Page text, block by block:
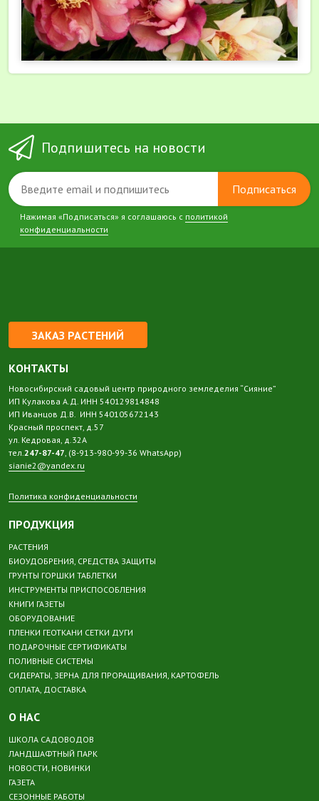
Подпишитесь на новости
Подписаться
Нажимая «Подписаться» я соглашаюсь с политикой
конфиденциальности
ЗАКАЗ РАСТЕНИЙ
КОНТАКТЫ
Новосибирский садовый центр природного земледелия “Сияние”
ИП Кулакова А.Д. ИНН 540129814848
ИП Иванцов Д.В. ИНН 540105672143
Красный проспект, д.57
ул. Кедровая, д.32А
тел.247-87-47, (8-913-980-99-36 WhatsApp)
sianie2@yandex.ru
Политика конфиденциальности
ПРОДУКЦИЯ
РАСТЕНИЯ
БИОУДОБРЕНИЯ, СРЕДСТВА ЗАЩИТЫ
ГРУНТЫ ГОРШКИ ТАБЛЕТКИ
ИНСТРУМЕНТЫ ПРИСПОСОБЛЕНИЯ
КНИГИ ГАЗЕТЫ
ОБОРУДОВАНИЕ
ПЛЕНКИ ГЕОТКАНИ СЕТКИ ДУГИ
ПОДАРОЧНЫЕ СЕРТИФИКАТЫ
ПОЛИВНЫЕ СИСТЕМЫ
СИДЕРАТЫ, ЗЕРНА ДЛЯ ПРОРАЩИВАНИЯ, КАРТОФЕЛЬ
ОПЛАТА, ДОСТАВКА
О НАС
ШКОЛА САДОВОДОВ
ЛАНДШАФТНЫЙ ПАРК
НОВОСТИ, НОВИНКИ
ГАЗЕТА
СЕЗОННЫЕ РАБОТЫ